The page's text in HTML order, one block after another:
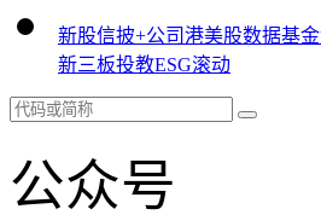
新股信披+公司港美股数据基金
新三板投教ESG滚动
公众号